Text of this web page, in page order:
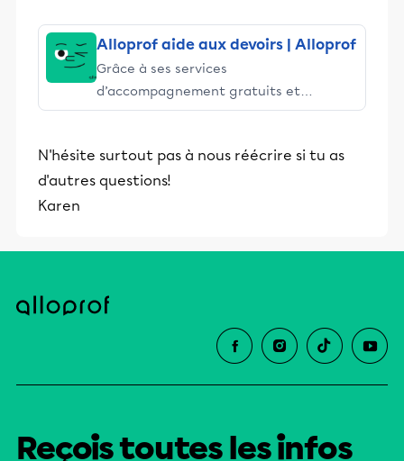
Alloprof aide aux devoirs | Alloprof
Grâce à ses services
d’accompagnement gratuits et
stimulants, Alloprof engage les élèves
éducative.
N'hésite surtout pas à nous réécrire si tu as
d'autres questions!
Karen
Reçois toutes les infos